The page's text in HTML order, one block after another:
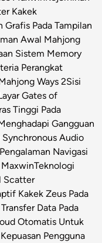
Kakek
Pada Tampilan
Awal Mahjong
Sistem Memory
Perangkat
Ways 2Sisi
Gates of
Tinggi Pada
Gangguan
Synchronous Audio
Pengalaman Navigasi
Teknologi
Scatter
Kakek Zeus Pada
Data Pada
Otomatis Untuk
Pengguna